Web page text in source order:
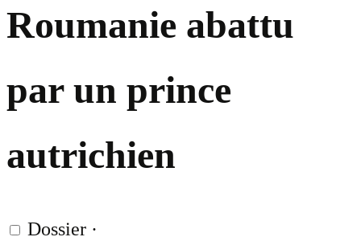
Roumanie abattu
par un prince
autrichien
Dossier ·